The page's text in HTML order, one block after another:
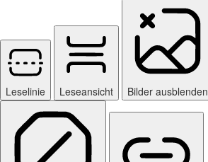
Leselinie Leseansicht Bilder ausblenden